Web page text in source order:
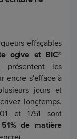
effaçables
ogive et BIC®
présentent les
encre s'efface à
jours et
longtemps.
et 1751 sont
de matière